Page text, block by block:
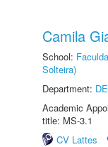
Camila
School:
Solteira)
Department:
Academic
title: MS-3.1
CV Lattes